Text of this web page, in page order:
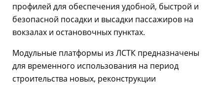
профилей для обеспечения удобной, быстрой и
безопасной посадки и высадки пассажиров на
вокзалах и остановочных пунктах.
Модульные платформы из ЛСТК предназначены
для временного использования на период
строительства новых, реконструкции